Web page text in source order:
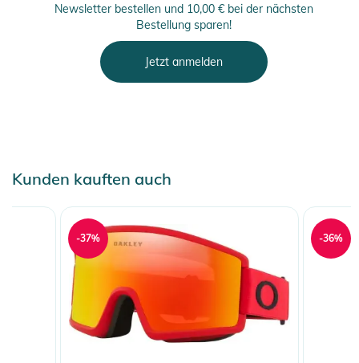
Newsletter bestellen und 10,00 € bei der nächsten
Bestellung sparen!
Jetzt anmelden
Kunden kauften auch
-37% -36%